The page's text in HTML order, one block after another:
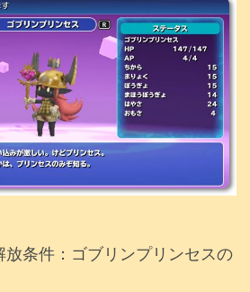
放条件：ゴブリンプリンセスの